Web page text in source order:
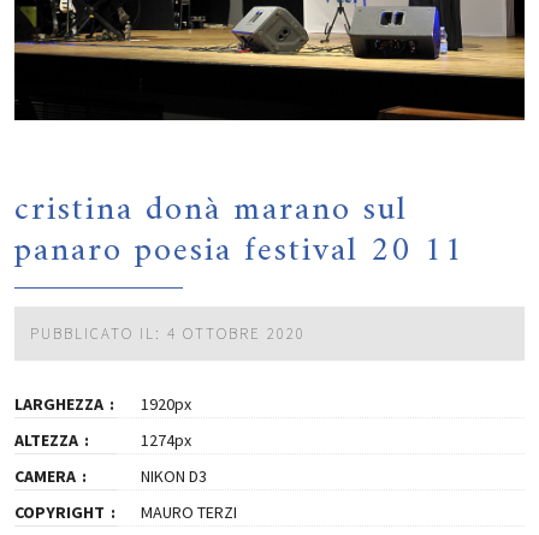
cristina donà marano sul
panaro poesia festival 20 11
PUBBLICATO IL: 4 OTTOBRE 2020
LARGHEZZA
1920px
ALTEZZA
1274px
CAMERA
NIKON D3
COPYRIGHT
MAURO TERZI